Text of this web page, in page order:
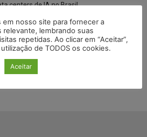
centers de IA no Brasil
das urnas eletrônicas tornam-se
digital e lacração
sobre constitucionalidade da proibição
Brasil
em nosso site para fornecer a
relevante, lembrando suas
repetidas. Ao clicar em “Aceitar”,
de TODOS os cookies.
Aceitar